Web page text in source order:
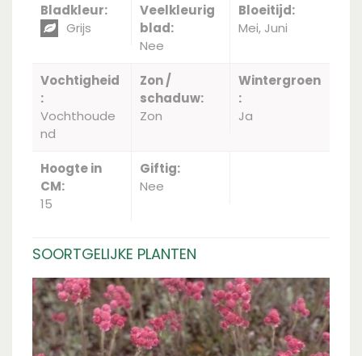
Bladkleur:
Grijs
Veelkleurig
blad:
Nee
Bloeitijd:
Mei, Juni
Vochtigheid
:
Vochthoude
nd
Zon /
schaduw:
Zon
Wintergroen
:
Ja
Hoogte in
CM:
15
Giftig:
Nee
SOORTGELIJKE PLANTEN